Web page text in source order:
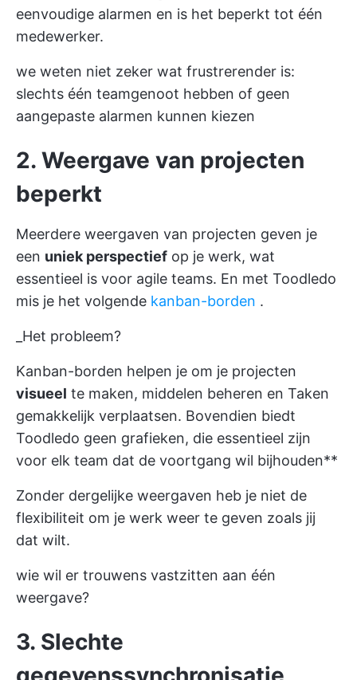
eenvoudige alarmen en is het beperkt tot één
medewerker.
we weten niet zeker wat frustrerender is:
slechts één teamgenoot hebben of geen
aangepaste alarmen kunnen kiezen
2. Weergave van projecten
beperkt
Meerdere weergaven van projecten geven je
een uniek perspectief op je werk, wat
essentieel is voor agile teams. En met Toodledo
mis je het volgende kanban-borden .
_Het probleem?
Kanban-borden helpen je om je projecten
visueel te maken, middelen beheren en Taken
gemakkelijk verplaatsen. Bovendien biedt
Toodledo geen grafieken, die essentieel zijn
voor elk team dat de voortgang wil bijhouden**
Zonder dergelijke weergaven heb je niet de
flexibiliteit om je werk weer te geven zoals jij
dat wilt.
wie wil er trouwens vastzitten aan één
weergave?
3. Slechte